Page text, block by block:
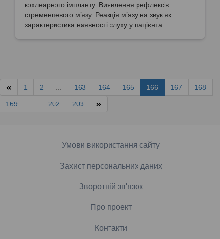
кохлеарного імпланту. Виявлення рефлексів
стременцевого м’язу. Реакція м’язу на звук як
характеристика наявності слуху у пацієнта.
1 2 ... 163 164 165 166 167 168
169 ... 202 203
Умови використання сайту
Захист персональних даних
Зворотній зв'язок
Про проект
Контакти